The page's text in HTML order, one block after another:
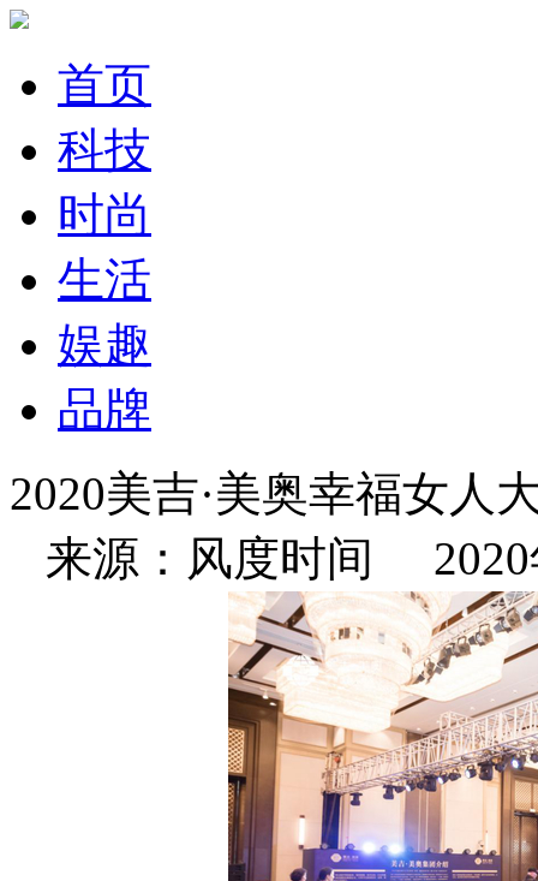
首页
科技
时尚
生活
娱趣
品牌
2020美吉·美奥幸福女人
来源：风度时间 2020